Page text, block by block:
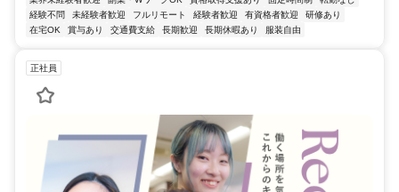
経験不問
未経験者歓迎 フルリモート 経験者歓迎 有資格者歓迎
研修あり
在宅OK
賞与あり 交通費支給 長期歓迎 長期休暇あり 服装自由
正社員